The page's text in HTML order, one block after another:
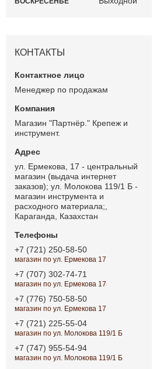
КОНТАКТЫ
Менеджер по продажам
Магазин "Партнёр." Крепеж и
инструмент.
ул. Ермекова, 17 - центральный
магазин (выдача интернет
заказов); ул. Молокова 119/1 Б -
магазин инструмента и
расходного материала;,
Караганда, Казахстан
+7 (721) 250-58-50
магазин по ул. Ермекова 17
+7 (707) 302-74-71
магазин по ул. Ермекова 17
+7 (776) 750-58-50
магазин по ул. Ермекова 17
+7 (721) 225-55-04
магазин по ул. Молокова 119/1 Б
+7 (747) 955-54-94
магазин по ул. Молокова 119/1 Б